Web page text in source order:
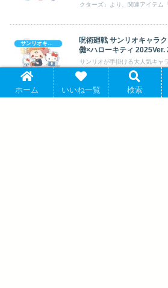
クターズ」より、関連アイテム
呪術廻戦 サンリオキャラ
儺×ハローキティ
サンリオが手掛ける大人気キャ
ズ」より、サンリオの関連アイ
ホーム いいね一覧 検索